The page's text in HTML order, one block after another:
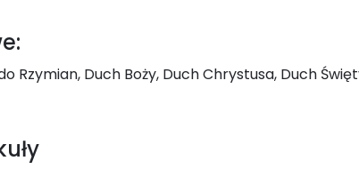
Rzymian, Duch Boży, Duch Chrystusa, Duch